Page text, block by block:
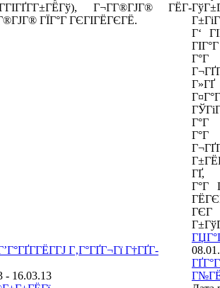
Г¬Г­Г®ГЈГ® ГЁГ­
ГЇГ°Г ГЄГІГЁГЄГЁ.
Г‘
ГҐ,
Г°Г
ГЄГ
Г‚Г°ГҐГ¬Гї Г†ГҐГ­
- 16.03.13